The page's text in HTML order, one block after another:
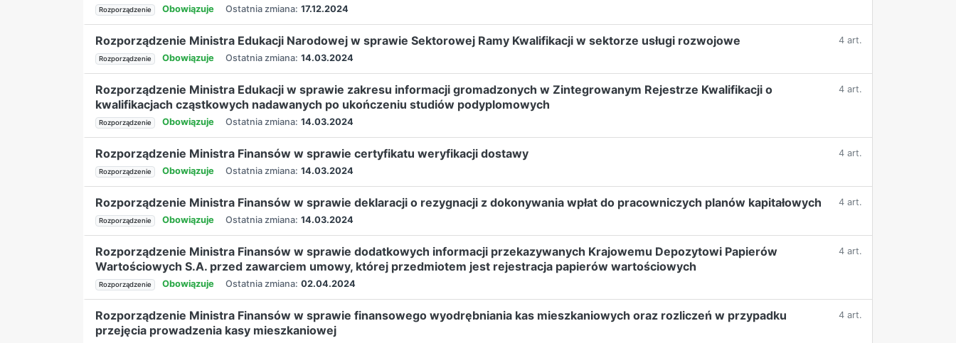
Rozporządzenie Obowiązuje Ostatnia zmiana: 17.12.2024
Rozporządzenie Ministra Edukacji Narodowej w sprawie Sektorowej Ramy Kwalifikacji w sektorze usługi rozwojowe 4 art.
Rozporządzenie Obowiązuje Ostatnia zmiana: 14.03.2024
Rozporządzenie Ministra Edukacji w sprawie zakresu informacji gromadzonych w Zintegrowanym Rejestrze Kwalifikacji o
kwalifikacjach cząstkowych nadawanych po ukończeniu studiów podyplomowych
4 art.
Rozporządzenie Obowiązuje Ostatnia zmiana: 14.03.2024
Rozporządzenie Ministra Finansów w sprawie certyfikatu weryfikacji dostawy 4 art.
Rozporządzenie Obowiązuje Ostatnia zmiana: 14.03.2024
Rozporządzenie Ministra Finansów w sprawie deklaracji o rezygnacji z dokonywania wpłat do pracowniczych planów kapitałowych 4 art.
Rozporządzenie Obowiązuje Ostatnia zmiana: 14.03.2024
Rozporządzenie Ministra Finansów w sprawie dodatkowych informacji przekazywanych Krajowemu Depozytowi Papierów
Wartościowych S.A. przed zawarciem umowy, której przedmiotem jest rejestracja papierów wartościowych
4 art.
Rozporządzenie Obowiązuje Ostatnia zmiana: 02.04.2024
Rozporządzenie Ministra Finansów w sprawie finansowego wyodrębniania kas mieszkaniowych oraz rozliczeń w przypadku
przejęcia prowadzenia kasy mieszkaniowej
4 art.